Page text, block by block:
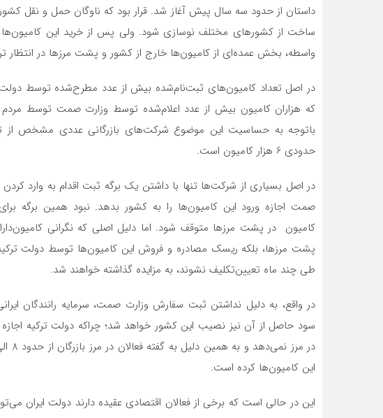
ساخت از کشورهای مختلف نوسازی شود. ولی پس از خرید این کامیون‌ها
واسطه، بخش عمده‌ای از کامیون‌ها خارج از کشور و پشت مرزها در
در اصل تعداد کامیون‌های ثبت‌نام‌شده بیش از عدد مطرح‌شده توسط
که هزاران کامیون بیش از عدد اعلام‌شده توسط وزارت صمت توسط مردم
باتوجه به حساسیت این موضوع شرکت‌های بازرگانی عددی مشخص از
حدودی 6 هزار کامیون است.
در اصل بسیاری از شرکت‌ها تنها با داشتن یک برگه ثبت اقدام به وارد کردن
صمت اجازه ورود این کامیون‌ها را به کشور بدهد. نبود همین برگه
کامیون در پشت مرزها متوقف شود. اما دلیل اصلی که نگرانی
پشت مرزها، بلکه ریسک مصادره و فروش این کامیون‌ها توسط دولت
طی چند ماه تعیین‌تکلیف نشوند، به مزایده گذاشته خواهند شد.
در واقع، به دلیل نداشتن ثبت سفارش وزارت صمت، سرمایه رانندگان
سود حاصل از آن نیز نصیب این کشور خواهد شد؛ چراکه دولت ترکیه
این کامیون‌ها کرده است.
این در حالی است که برخی از فعالان اقتصادی عقیده دارند دولت ایران